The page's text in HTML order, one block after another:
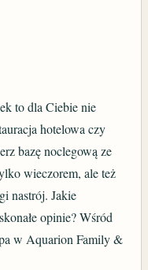
to dla Ciebie nie
hotelowa czy
bazę noclegową ze
wieczorem, ale też
nastrój. Jakie
opinie? Wśród
w Aquarion Family &